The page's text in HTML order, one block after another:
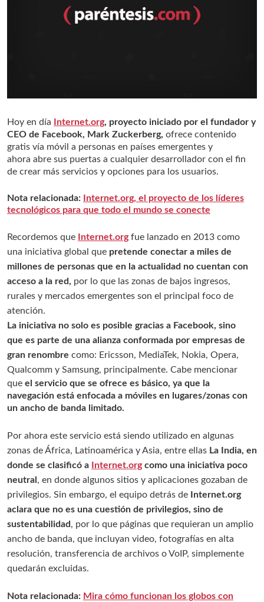
Hoy en día Internet.org, proyecto iniciado por el fundador y
CEO de Facebook, Mark Zuckerberg, ofrece contenido
gratis vía móvil a personas en países emergentes y
ahora abre sus puertas a cualquier desarrollador con el fin
de crear más servicios y opciones para los usuarios.
Nota relacionada:
Internet.org, el proyecto de los líderes
tecnológicos para que todo el mundo se conecte
Recordemos que Internet.orgfue lanzado en 2013 como
una iniciativa global que pretende conectar a miles de
millones de personas que en la actualidad no cuentan con
acceso a la red, por lo que las zonas de bajos ingresos,
rurales y mercados emergentes son el principal foco de
atención.
La iniciativa no solo es posible gracias a Facebook, sino
que es parte de una alianza conformada por empresas de
gran renombre como: Ericsson, MediaTek, Nokia, Opera,
Qualcomm y Samsung, principalmente. Cabe mencionar
que el servicio que se ofrece es básico, ya que la
navegación está enfocada a móviles en lugares/zonas con
un ancho de banda limitado.
Por ahora este servicio está siendo utilizado en algunas
zonas de África, Latinoamérica y Asia, entre ellas La India, en
donde se clasificó a
Internet.orgcomo una iniciativa poco
neutral , en donde algunos sitios y aplicaciones gozaban de
privilegios. Sin embargo, el equipo detrás de Internet.org
aclara que no es una cuestión de privilegios, sino de
sustentabilidad, por lo que páginas que requieran un amplio
ancho de banda, que incluyan video, fotografías en alta
resolución, transferencia de archivos o VoIP, simplemente
quedarán excluidas.
Nota relacionada: Mira cómo funcionan los globos con